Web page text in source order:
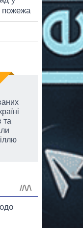
пожежа
та